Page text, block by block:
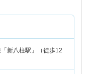
「新八柱駅」（徒歩12